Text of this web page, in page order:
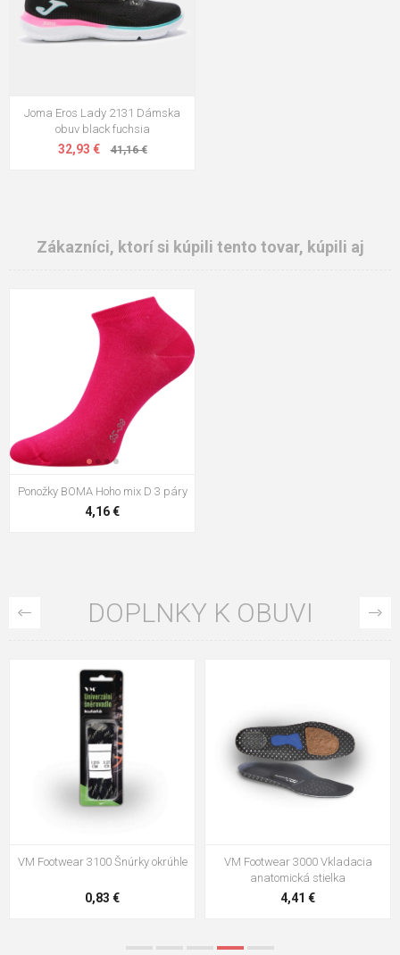
Joma Eros Lady 2131 Dámska
obuv black fuchsia
32,93 € 41,16 €
Zákazníci, ktorí si kúpili tento tovar, kúpili aj
Ponožky BOMA Hoho mix D 3 páry
4,16 €
DOPLNKY K OBUVI
VM Footwear 3100 Šnúrky okrúhle
0,83 €
VM Footwear 3000 Vkladacia
anatomická stielka
4,41 €